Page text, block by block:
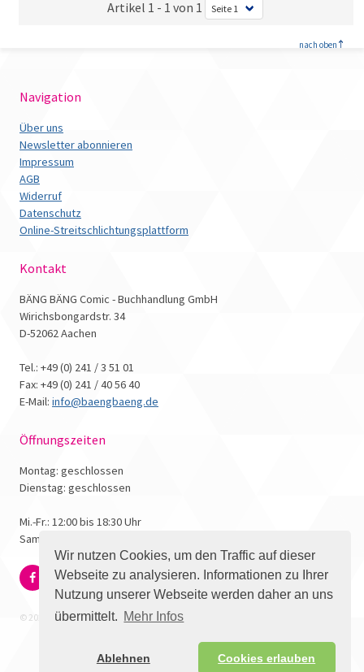
Wir nutzen Cookies, um den Traffic auf dieser
Webseite zu analysieren. Informationen zu Ihrer
Nutzung unserer Webseite werden daher an uns
übermittelt. Mehr Infos
Ablehnen Cookies erlauben
Artikel 1 - 1 von 1
nach oben
Navigation
Über uns
Newsletter abonnieren
Impressum
AGB
Widerruf
Datenschutz
Online-Streitschlichtungsplattform
Kontakt
BÄNG BÄNG Comic - Buchhandlung GmbH
Wirichsbongardstr. 34
D-52062 Aachen
Tel.: +49 (0) 241 / 3 51 01
Fax: +49 (0) 241 / 40 56 40
E-Mail: info@baengbaeng.de
Öffnungszeiten
Montag: geschlossen
Dienstag: geschlossen
Mi.-Fr.: 12:00 bis 18:30 Uhr
Samstag: 10:00 bis 17:00 Uhr
© 2026 - Bäng Bäng Comicbuchhandlung